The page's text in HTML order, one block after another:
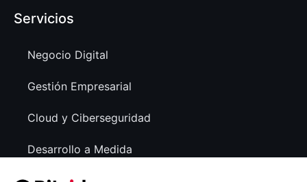
Servicios
Negocio Digital
Gestión Empresarial
Cloud y Ciberseguridad
Desarrollo a Medida